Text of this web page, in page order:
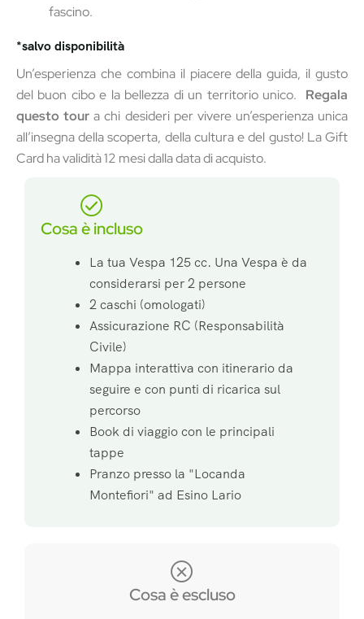
fascino.
*salvo disponibilità
Un’esperienza che combina il piacere della guida, il gusto
del buon cibo e la bellezza di un territorio unico.
Regala
questo tour a chi desideri per vivere un’esperienza unica
all’insegna della scoperta, della cultura e del gusto! La Gift
Card ha validità 12 mesi dalla data di acquisto.
Cosa è incluso
La tua Vespa 125 cc. Una Vespa è da
considerarsi per 2 persone
2 caschi (omologati)
Assicurazione RC (Responsabilità
Civile)
Mappa interattiva con itinerario da
seguire e con punti di ricarica sul
percorso
Book di viaggio con le principali
tappe
Pranzo presso la "Locanda
Montefiori" ad Esino Lario
Cosa è escluso